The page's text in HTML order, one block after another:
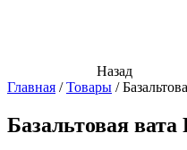
Назад
Главная /Товары /
Базальтовая